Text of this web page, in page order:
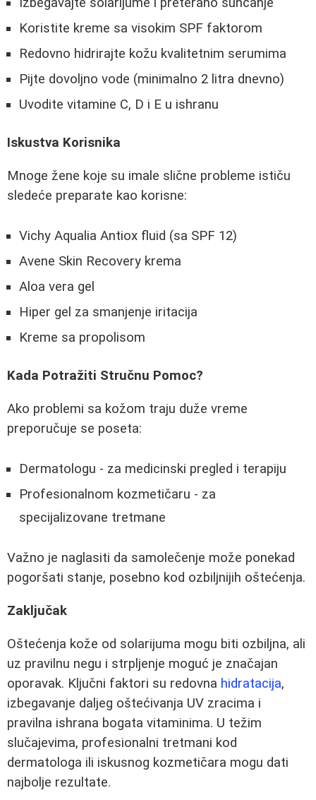
Koristite kreme sa visokim SPF faktorom
Redovno hidrirajte kožu kvalitetnim serumima
Pijte dovoljno vode (minimalno 2 litra dnevno)
Uvodite vitamine C, D i E u ishranu
Iskustva Korisnika
Mnoge žene koje su imale slične probleme ističu
sledeće preparate kao korisne:
Vichy Aqualia Antiox fluid (sa SPF 12)
Avene Skin Recovery krema
Aloa vera gel
Hiper gel za smanjenje iritacija
Kreme sa propolisom
Kada Potražiti Stručnu Pomoc?
Ako problemi sa kožom traju duže vreme
preporučuje se poseta:
Dermatologu - za medicinski pregled i terapiju
Profesionalnom kozmetičaru - za
specijalizovane tretmane
Važno je naglasiti da samolečenje može ponekad
pogoršati stanje, posebno kod ozbiljnijih oštećenja.
Zaključak
Oštećenja kože od solarijuma mogu biti ozbiljna, ali
uz pravilnu negu i strpljenje moguć je značajan
oporavak. Ključni faktori su redovna hidratacija,
izbegavanje daljeg oštećivanja UV zracima i
pravilna ishrana bogata vitaminima. U težim
slučajevima, profesionalni tretmani kod
dermatologa ili iskusnog kozmetičara mogu dati
najbolje rezultate.